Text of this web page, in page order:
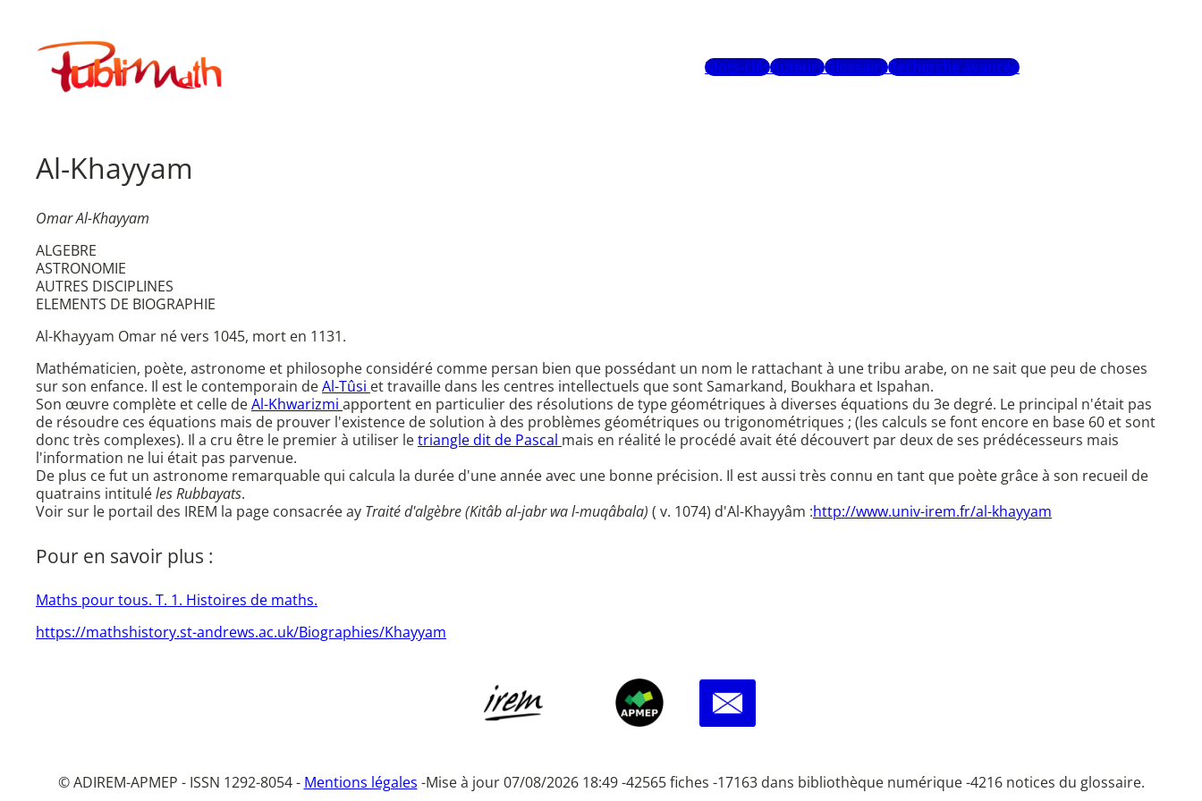
contenuPublimath
Mots-clésAuteursGlossaireRecherche avancée
Al-Khayyam
Omar Al-Khayyam
ALGEBRE
ASTRONOMIE
AUTRES DISCIPLINES
ELEMENTS DE BIOGRAPHIE
Al-Khayyam Omar né vers 1045, mort en 1131.
Mathématicien, poète, astronome et philosophe considéré comme persan bien que possédant un nom le rattachant à une tribu arabe, on ne sait que peu de choses
sur son enfance. Il est le contemporain deAl-Tûsi et travaille dans les centres intellectuels que sont Samarkand, Boukhara et Ispahan.
Son œuvre complète et celle deAl-Khwarizmi apportent en particulier des résolutions de type géométriques à diverses équations du 3e degré. Le principal n'était pas
de résoudre ces équations mais de prouver l'existence de solution à des problèmes géométriques ou trigonométriques ; (les calculs se font encore en base 60 et sont
donc très complexes). Il a cru être le premier à utiliser letriangle dit de Pascal mais en réalité le procédé avait été découvert par deux de ses prédécesseurs mais
l'information ne lui était pas parvenue.
De plus ce fut un astronome remarquable qui calcula la durée d'une année avec une bonne précision. Il est aussi très connu en tant que poète grâce à son recueil de
quatrains intituléles Rubbayats.
Voir sur le portail des IREM la page consacrée ay Traité d'algèbre (Kitâb al-jabr wa l-muqâbala) ( v. 1074) d'Al-Khayyâm :http://www.univ-irem.fr/al-khayyam
Pour en savoir plus :
Maths pour tous. T. 1. Histoires de maths.
https://mathshistory.st-andrews.ac.uk/Biographies/Khayyam
© ADIREM-APMEP - ISSN 1292-8054 - Mentions légales -Mise à jour 07/08/2026 18:49 -42565 fiches -17163 dans bibliothèque numérique -4216 notices du glossaire.